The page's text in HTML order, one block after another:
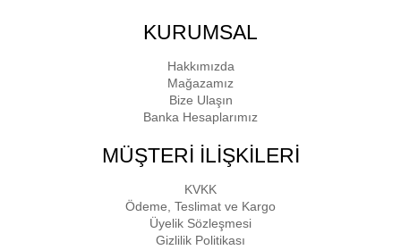
KURUMSAL
Hakkımızda
Mağazamız
Bize Ulaşın
Banka Hesaplarımız
MÜŞTERİ İLİŞKİLERİ
KVKK
Ödeme, Teslimat ve Kargo
Üyelik Sözleşmesi
Gizlilik Politikası